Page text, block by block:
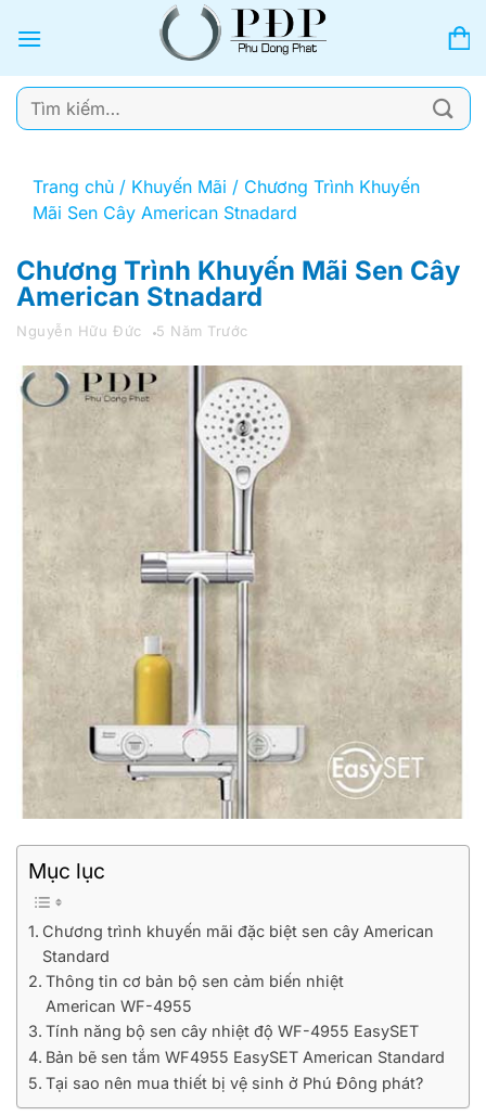
qua
dung
Tìm
kiếm:
Trang chủ / Khuyến Mãi / Chương Trình Khuyến
Mãi Sen Cây American Stnadard
Chương Trình Khuyến Mãi Sen Cây
American Stnadard
Nguyễn Hữu Đức 5 Năm Trước
Mục lục
Chương trình khuyến mãi đặc biệt sen cây American
Standard
Thông tin cơ bản bộ sen cảm biến nhiệt
American WF-4955
Tính năng bộ sen cây nhiệt độ WF-4955 EasySET
Bản bẽ sen tắm WF4955 EasySET American Standard
Tại sao nên mua thiết bị vệ sinh ở Phú Đông phát?